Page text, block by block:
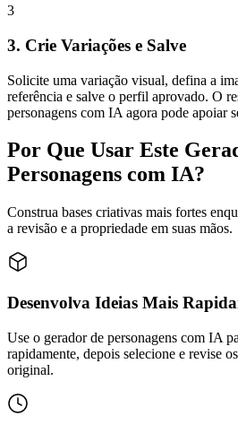
3
3. Crie Variações e Salve
Solicite uma variação visual, defina a
referência e salve o perfil aprovado. O
personagens com IA agora pode apoiar
Por Que Usar Este
Personagens com IA?
Construa bases criativas mais fortes
a revisão e a propriedade em suas mãos.
Desenvolva Ideias Mais
Use o gerador de personagens com IA
rapidamente, depois selecione e revise
original.